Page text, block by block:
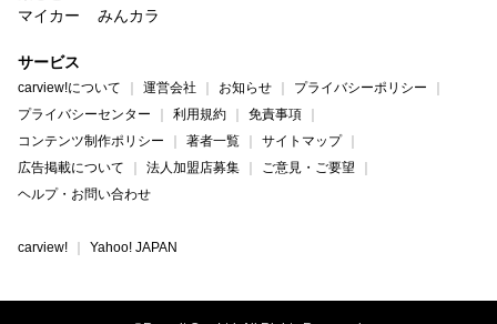
マイカー
みんカラ
サービス
carview!について 運営会社 お知らせ
プライバシーポリシー
プライバシーセンター
利用規約
免責事項
コンテンツ制作ポリシー
著者一覧
サイトマップ
広告掲載について
法人加盟店募集
ご意見・ご要望
ヘルプ・お問い合わせ
carview! Yahoo! JAPAN